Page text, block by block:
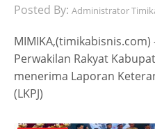
Posted By: Administrator
Perwakilan Rakyat
menerima Laporan
(LKPJ)